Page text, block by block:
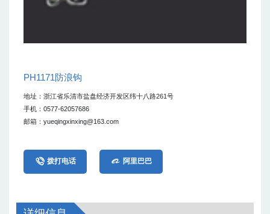
PH1171防浪钩
地址：浙江省乐清市盐盘经济开发区纬十八路261号
手机：0577-62057686
邮箱：yueqingxinxing@163.com
 拨打电话  阿里巴巴